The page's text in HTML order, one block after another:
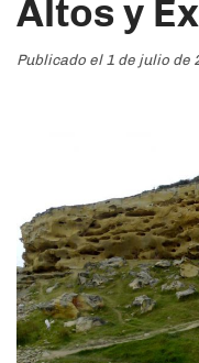
Altos y
Publicado el 1 de julio de